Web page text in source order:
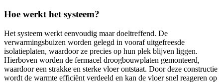
Hoe werkt het systeem?
Het systeem werkt eenvoudig maar doeltreffend. De
verwarmingsbuizen worden gelegd in vooraf uitgefreesde
isolatieplaten, waardoor ze precies op hun plek blijven liggen.
Hierboven worden de fermacel droogbouwplaten gemonteerd,
waardoor een strakke en sterke vloer ontstaat. Door deze constructie
wordt de warmte efficiënt verdeeld en kan de vloer snel reageren op